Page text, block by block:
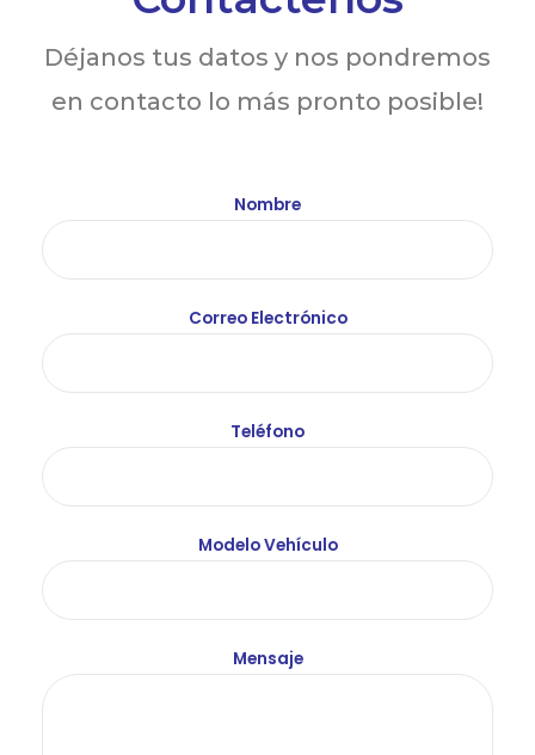
Déjanos tus datos y nos pondremos
en contacto lo más pronto posible!
Nombre
Correo Electrónico
Teléfono
Modelo Vehículo
Mensaje